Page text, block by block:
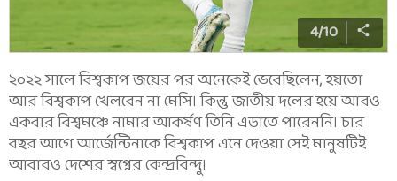
4/10
২০২২ সালে বিশ্বকাপ জয়ের পর অনেকেই ভেবেছিলেন, হয়তো
আর বিশ্বকাপ খেলবেন না মেসি। কিন্তু জাতীয় দলের হয়ে আরও
একবার বিশ্বমঞ্চে নামার আকর্ষণ তিনি এড়াতে পারেননি। চার
বছর আগে আর্জেন্টিনাকে বিশ্বকাপ এনে দেওয়া সেই মানুষটিই
আবারও দেশের স্বপ্নের কেন্দ্রবিন্দু।